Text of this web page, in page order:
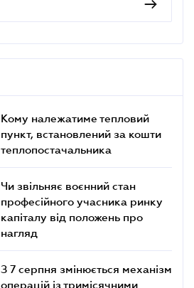
Кому належатиме тепловий
пункт, встановлений за кошти
теплопостачальника
Чи звільняє воєнний стан
професійного учасника ринку
капіталу від положень про
нагляд
З 7 серпня змінюється механізм
операцій із тримісячними